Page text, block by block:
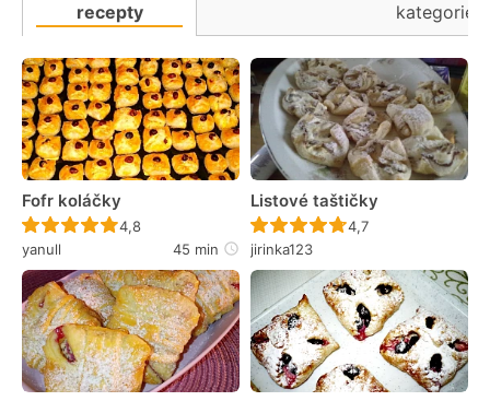
recepty
kategorie
Fofr koláčky
Recept ještě nebyl hodnocen
4,8
yanull
45 min
Listové taštičky
Recept ještě nebyl
4,7
jirinka123